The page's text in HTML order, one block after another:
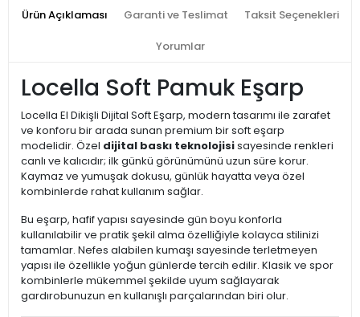
Ürün Açıklaması Garanti ve Teslimat Taksit Seçenekleri
Yorumlar
Locella Soft Pamuk Eşarp
Locella El Dikişli Dijital Soft Eşarp, modern tasarımı ile zarafet
ve konforu bir arada sunan premium bir soft eşarp
modelidir. Özel dijital baskı teknolojisisayesinde renkleri
canlı ve kalıcıdır; ilk günkü görünümünü uzun süre korur.
Kaymaz ve yumuşak dokusu, günlük hayatta veya özel
kombinlerde rahat kullanım sağlar.
Bu eşarp, hafif yapısı sayesinde gün boyu konforla
kullanılabilir ve pratik şekil alma özelliğiyle kolayca stilinizi
tamamlar. Nefes alabilen kumaşı sayesinde terletmeyen
yapısı ile özellikle yoğun günlerde tercih edilir. Klasik ve spor
kombinlerle mükemmel şekilde uyum sağlayarak
gardırobunuzun en kullanışlı parçalarından biri olur.